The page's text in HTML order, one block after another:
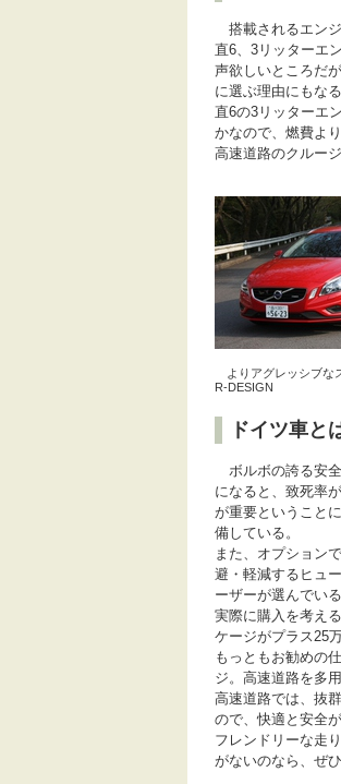
搭載されるエン
直6、3リッターエ
声欲しいところだ
に選ぶ理由にもなる
直6の3リッターエ
かなので、燃費よ
高速道路のクルー
よりアグレッシブな
R-DESIGN
ドイツ車と
ボルボの誇る安
になると、致死率
が重要ということ
備している。
また、オプション
避・軽減するヒュ
ーザーが選んでい
実際に購入を考え
ケージがプラス25
もっともお勧めの
ジ。高速道路を多
高速道路では、抜
ので、快適と安全
フレンドリーな走
がないのなら、ぜ